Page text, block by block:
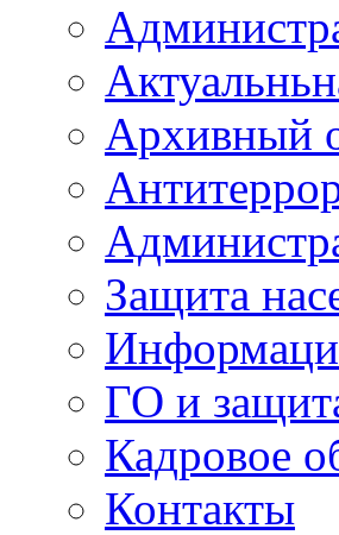
Архивный
Защита
ГО и
Кадровое
Контакты